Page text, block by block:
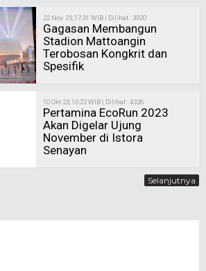
22 Nov 23, 17:31 WIB | Dilihat : 3920
Gagasan Membangun
Stadion Mattoangin
Terobosan Kongkrit dan
Spesifik
10 Okt 23, 10:22 WIB | Dilihat : 4326
Pertamina EcoRun 2023
Akan Digelar Ujung
November di Istora
Senayan
Selanjutnya